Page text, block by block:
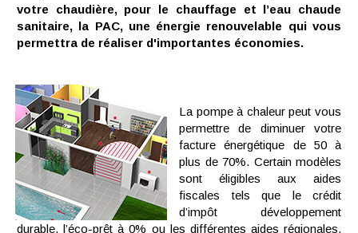
votre chaudière, pour le chauffage et l’eau chaude
sanitaire, la PAC, une énergie renouvelable qui vous
permettra de réaliser d'importantes économies.
La pompe à chaleur peut vous
permettre de diminuer votre
facture énergétique de 50 à
plus de 70%. Certain modèles
sont éligibles aux aides
fiscales tels que le crédit
d’impôt développement
durable, l’éco-prêt à 0% ou les différentes aides régionales.